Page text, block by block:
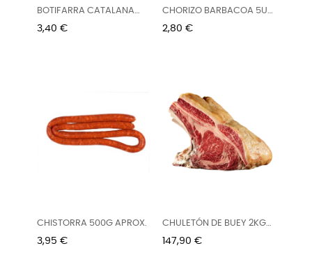
BOTIFARRA CATALANA
FRESCA...
Precio
3,40 €
CHORIZO BARBACOA 5U
400G...
Precio
2,80 €
CHISTORRA 500G APROX.
Precio
3,95 €
CHULETÓN DE BUEY 2KG
APROX.
Precio
147,90 €